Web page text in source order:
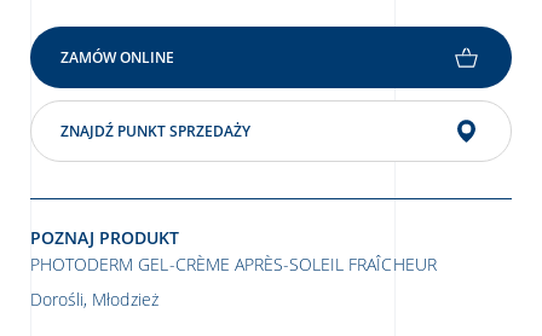
ZAMÓW ONLINE
ZNAJDŹ PUNKT SPRZEDAŻY
POZNAJ PRODUKT
PHOTODERM GEL-CRÈME APRÈS-SOLEIL FRAÎCHEUR
Dorośli, Młodzież